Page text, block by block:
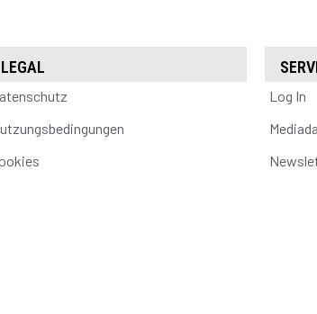
LEGAL
Log In